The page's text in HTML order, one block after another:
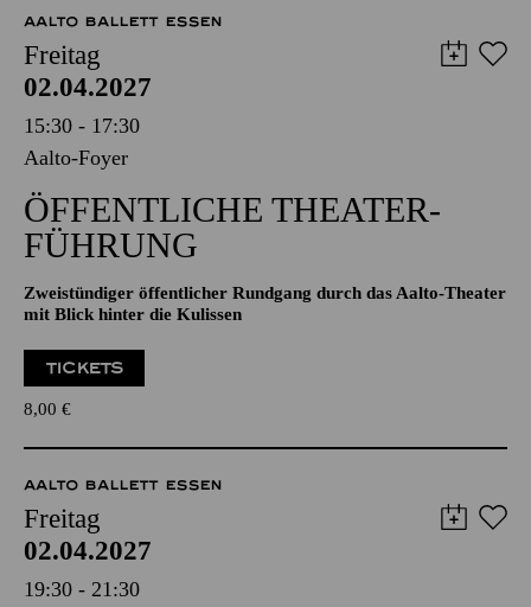
AALTO MUSIKTHEATER
AALTO BALLETT ESSEN
Freitag
02.04.2027
15:30 - 17:30
Aalto-Foyer
ÖFFENTLICHE THEATER­
FÜHRUNG
Zweistündiger öffentlicher Rundgang durch das Aalto-Theater
mit Blick hinter die Kulissen
8,00 €
AALTO BALLETT ESSEN
Freitag